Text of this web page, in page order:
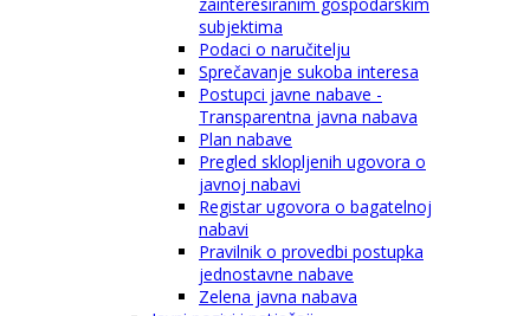
subjektima
Podaci o naručitelju
Sprečavanje sukoba interesa
Postupci javne nabave -
Transparentna javna nabava
Plan nabave
Pregled sklopljenih ugovora o
javnoj nabavi
Registar ugovora o bagatelnoj
nabavi
Pravilnik o provedbi postupka
jednostavne nabave
Zelena javna nabava